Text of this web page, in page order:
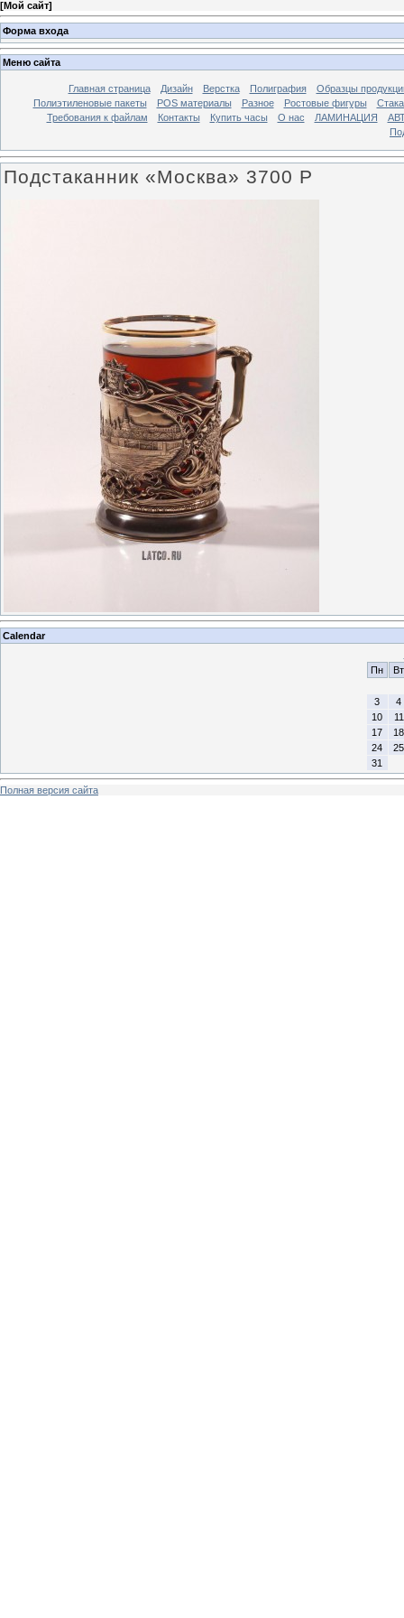
[Мой сайт]
Форма входа
Меню сайта
Главная страница Дизайн Верстка Полиграфия
Образцы
Полиэтиленовые пакеты
POS материалы Разное Ростовые фигуры
Требования к файлам
Контакты Купить часы О нас ЛАМИНАЦИЯ
Подстаканник «Москва» 3700 Р
Calendar
Пн
Вт
3
4
10
11
17
18
24
25
31
Полная версия сайта